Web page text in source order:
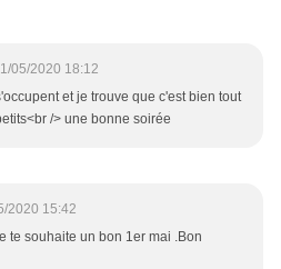
05/2020 18:12
et je trouve que c'est bien tout
/> une bonne soirée
2020 15:42
te souhaite un bon 1er mai .Bon